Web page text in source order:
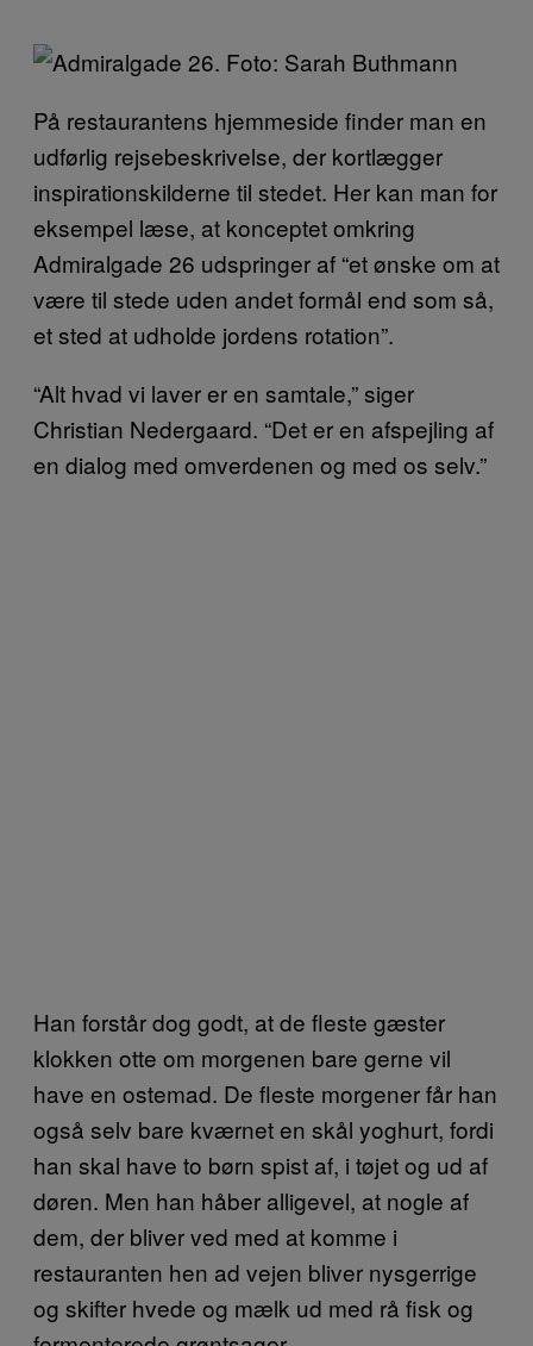
På restaurantens hjemmeside finder man en
udførlig rejsebeskrivelse, der kortlægger
inspirationskilderne til stedet. Her kan man for
eksempel læse, at konceptet omkring
Admiralgade 26 udspringer af “et ønske om at
være til stede uden andet formål end som så,
et sted at udholde jordens rotation”.
“Alt hvad vi laver er en samtale,” siger
Christian Nedergaard. “Det er en afspejling af
en dialog med omverdenen og med os selv.”
Han forstår dog godt, at de fleste gæster
klokken otte om morgenen bare gerne vil
have en ostemad. De fleste morgener får han
også selv bare kværnet en skål yoghurt, fordi
han skal have to børn spist af, i tøjet og ud af
døren. Men han håber alligevel, at nogle af
dem, der bliver ved med at komme i
restauranten hen ad vejen bliver nysgerrige
og skifter hvede og mælk ud med rå fisk og